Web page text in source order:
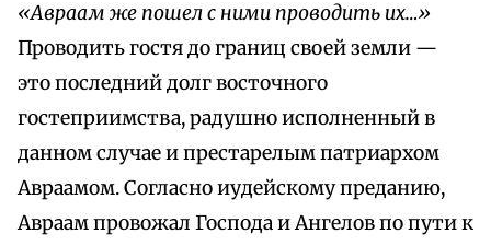
«Авраам же пошел с ними проводить их…»
Проводить гостя до границ своей земли —
это последний долг восточного
гостеприимства, радушно исполненный в
данном случае и престарелым патриархом
Авраамом. Согласно иудейскому преданию,
Авраам провожал Господа и Ангелов по пути к